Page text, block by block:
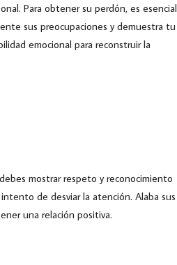
Para obtener su perdón, es esencial
sus preocupaciones y demuestra tu
emocional para reconstruir la
mostrar respeto y reconocimiento
de desviar la atención. Alaba sus
una relación positiva.